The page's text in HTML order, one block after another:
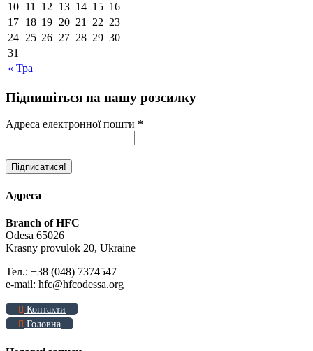
« Тра
10 11 12 13 14 15 16
17 18 19 20 21 22 23
24 25 26 27 28 29 30
31
Підпишіться на нашу розсилку
Адреса електронної пошти *
Адреса
Branch of HFC
Odesa 65026
Krasny provulok 20, Ukraine
Тел.: +38 (048) 7374547
e-mail: hfc@hfcodessa.org
Контакти
Головна